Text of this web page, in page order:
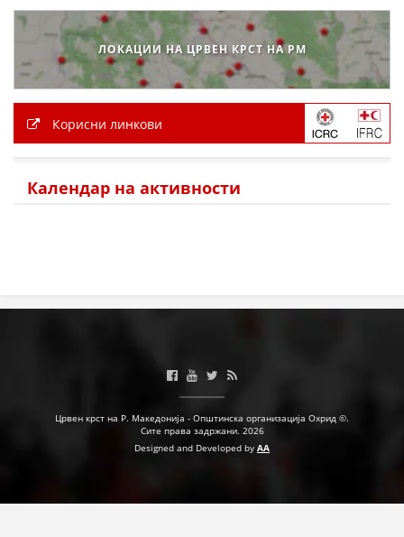
ЛОКАЦИИ НА ЦРВЕН КРСТ НА РМ
Корисни линкови
Календар на активности
Црвен крст на Р. Македонија - Општинска организација Охрид ©.
Сите права задржани. 2026
Designed and Developed by AA